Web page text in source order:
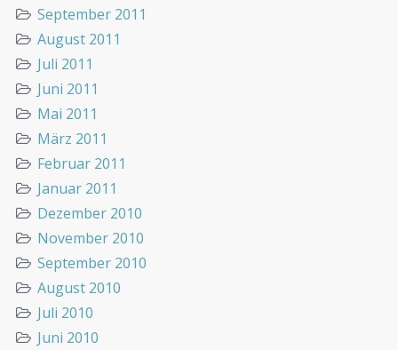
September 2011
August 2011
Juli 2011
Juni 2011
Mai 2011
März 2011
Februar 2011
Januar 2011
Dezember 2010
November 2010
September 2010
August 2010
Juli 2010
Juni 2010